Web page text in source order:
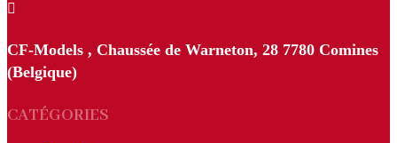

CF-Models , Chaussée de Warneton, 28 7780 Comines
(Belgique)
CATÉGORIES